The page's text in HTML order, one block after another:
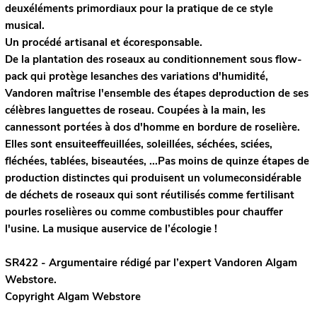
deuxéléments primordiaux pour la pratique de ce style
musical.
Un procédé artisanal et écoresponsable.
De la plantation des roseaux au conditionnement sous flow-
pack qui protège lesanches des variations d'humidité,
Vandoren maîtrise l'ensemble des étapes deproduction de ses
célèbres languettes de roseau. Coupées à la main, les
cannessont portées à dos d'homme en bordure de roselière.
Elles sont ensuiteeffeuillées, soleillées, séchées, sciées,
fléchées, tablées, biseautées, ...Pas moins de quinze étapes de
production distinctes qui produisent un volumeconsidérable
de déchets de roseaux qui sont réutilisés comme fertilisant
pourles roselières ou comme combustibles pour chauffer
l'usine. La musique auservice de l’écologie !
SR422 - Argumentaire rédigé par l’expert Vandoren Algam
Webstore.
Copyright Algam Webstore